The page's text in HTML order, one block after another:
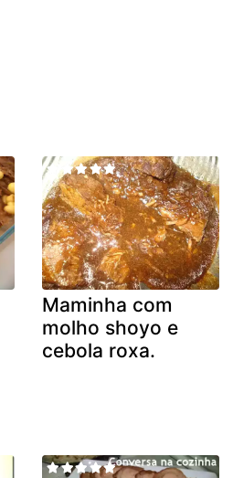
Maminha com
molho shoyo e
cebola roxa.